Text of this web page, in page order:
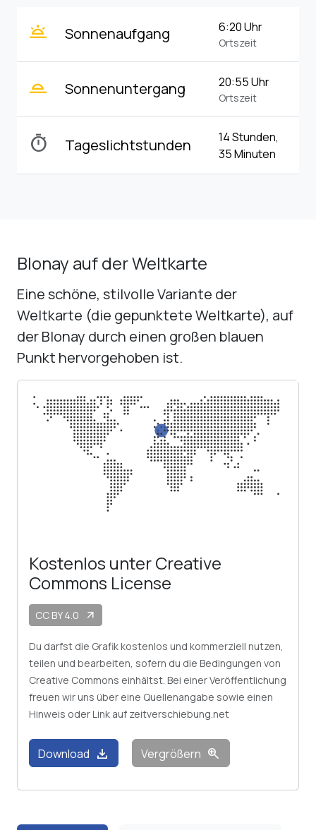
wb_twilight Sonnenaufgang 6:20 Uhr
Ortszeit
wb_twilight_2 Sonnenuntergang 20:55 Uhr
Ortszeit
timer Tageslichtstunden
14 Stunden,
35 Minuten
Blonay auf der Weltkarte
Eine schöne, stilvolle Variante der
Weltkarte (die gepunktete Weltkarte), auf
der Blonay durch einen großen blauen
Punkt hervorgehoben ist.
Kostenlos unter Creative
Commons License
CC BY 4.0 arrow_outward
Du darfst die Grafik kostenlos und kommerziell nutzen,
teilen und bearbeiten, sofern du die Bedingungen von
Creative Commons einhältst. Bei einer Veröffentlichung
freuen wir uns über eine Quellenangabe sowie einen
Hinweis oder Link auf zeitverschiebung.net
Download download Vergrößern zoom_in